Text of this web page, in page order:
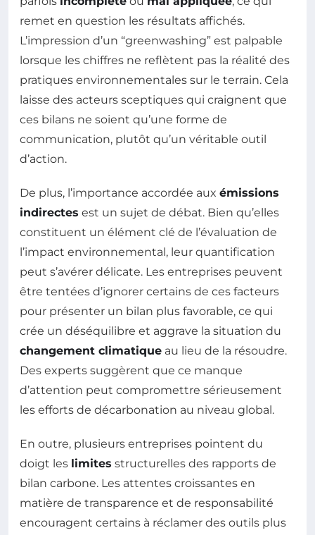
remet en question les résultats affichés.
L’impression d’un “greenwashing” est palpable
lorsque les chiffres ne reflètent pas la réalité des
pratiques environnementales sur le terrain. Cela
laisse des acteurs sceptiques qui craignent que
ces bilans ne soient qu’une forme de
communication, plutôt qu’un véritable outil
d’action.
De plus, l’importance accordée aux émissions
indirectes est un sujet de débat. Bien qu’elles
constituent un élément clé de l’évaluation de
l’impact environnemental, leur quantification
peut s’avérer délicate. Les entreprises peuvent
être tentées d’ignorer certains de ces facteurs
pour présenter un bilan plus favorable, ce qui
crée un déséquilibre et aggrave la situation du
changement climatique au lieu de la résoudre.
Des experts suggèrent que ce manque
d’attention peut compromettre sérieusement
les efforts de décarbonation au niveau global.
En outre, plusieurs entreprises pointent du
doigt les limites structurelles des rapports de
bilan carbone. Les attentes croissantes en
matière de transparence et de responsabilité
encouragent certains à réclamer des outils plus